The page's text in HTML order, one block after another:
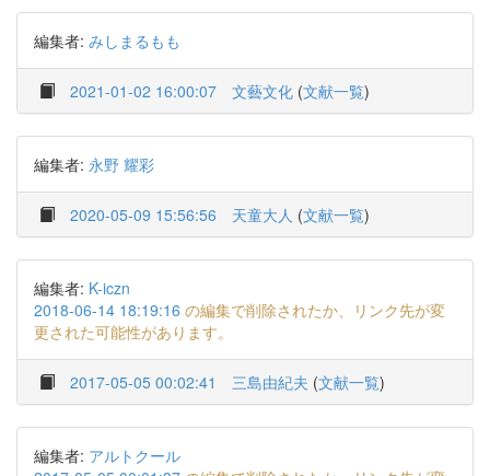
編集者: みしまるもも
2021-01-02 16:00:07 文藝文化 (文献一覧)
編集者: 永野 耀彩
2020-05-09 15:56:56 天童大人 (文献一覧)
編集者: K-iczn
2018-06-14 18:19:16 の編集で削除されたか、リンク先が変
更された可能性があります。
2017-05-05 00:02:41 三島由紀夫 (文献一覧)
編集者: アルトクール